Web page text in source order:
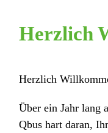
Herzlich
Herzlich
Über ein Jahr lang
Qbus hart daran,